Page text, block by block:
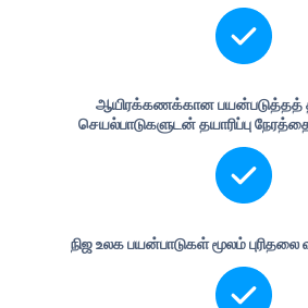
ஆயிரக்கணக்கான பயன்படுத்தத்
செயல்பாடுகளுடன் தயாரிப்பு
நிஜ உலக பயன்பாடுகள் மூலம் புரிதலை